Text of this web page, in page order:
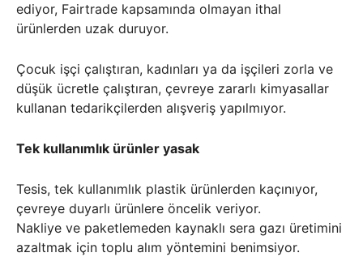
ediyor, Fairtrade kapsamında olmayan ithal
ürünlerden uzak duruyor.
Çocuk işçi çalıştıran, kadınları ya da işçileri zorla ve
düşük ücretle çalıştıran, çevreye zararlı kimyasallar
kullanan tedarikçilerden alışveriş yapılmıyor.
Tek kullanımlık ürünler yasak
Tesis, tek kullanımlık plastik ürünlerden kaçınıyor,
çevreye duyarlı ürünlere öncelik veriyor.
Nakliye ve paketlemeden kaynaklı sera gazı üretimini
azaltmak için toplu alım yöntemini benimsiyor.